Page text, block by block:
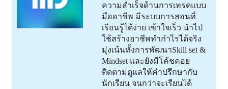
ความสำเร็จด้านการเทรดแบบ
มืออาชีพ มีระบบการสอนที่
เรียนรู้ได้ง่าย เข้าใจเร็ว นำไป
ใช้สร้างอาชีพทำกำไรได้จริง
มุ่งเน้นทั้งการพัฒนาSkill set &
Mindset และยังมีโค้ชคอย
ติดตามดูแลให้คำปรึกษากับ
นักเรียน จนกว่าจะเรียนได้